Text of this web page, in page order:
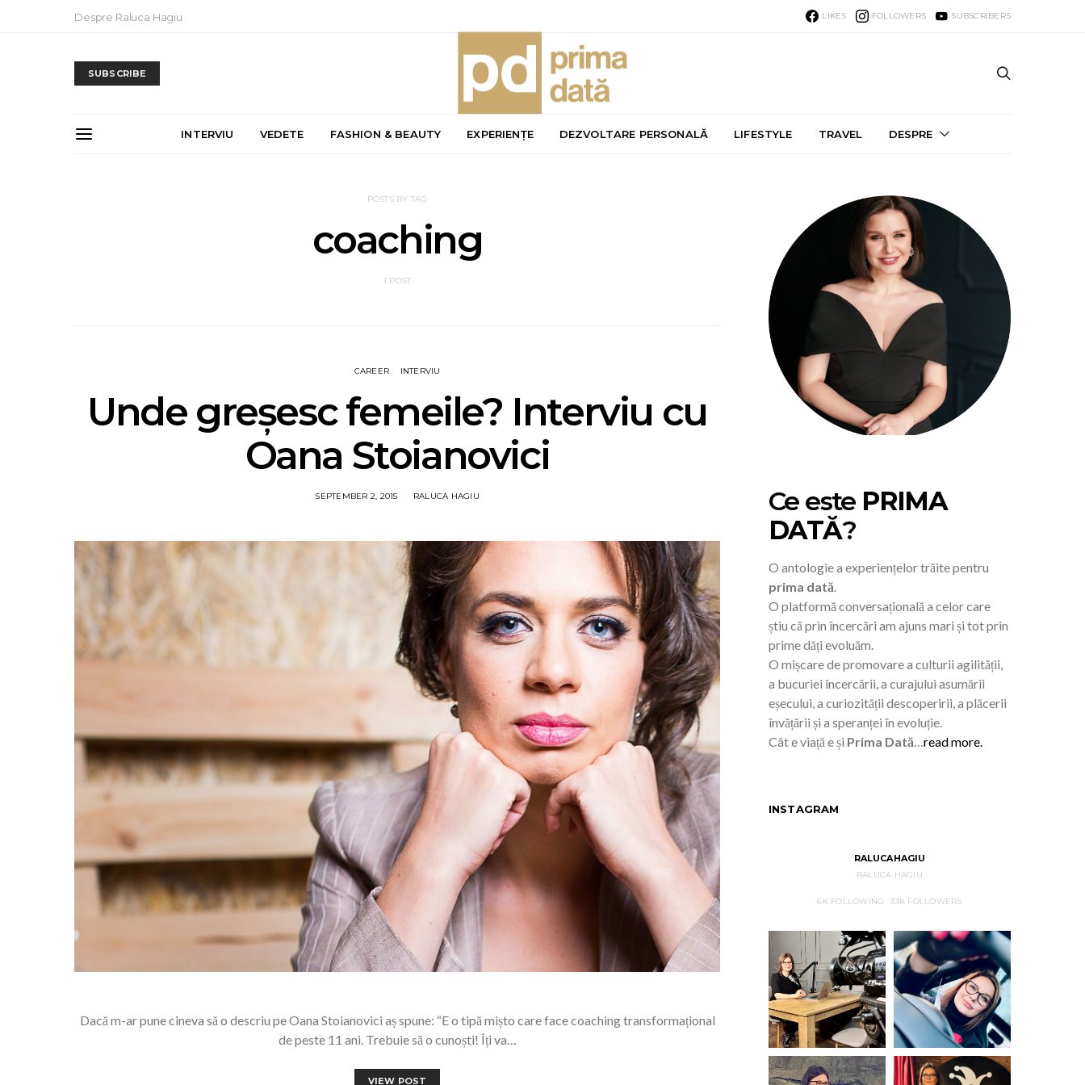
Despre Raluca Hagiu LIKES FOLLOWERS SUBSCRIBERS
SUBSCRIBE
INTERVIU VEDETE FASHION & BEAUTY EXPERIENȚE DEZVOLTARE PERSONALĂ LIFESTYLE TRAVEL DESPRE
POSTS BY TAG
coaching
1 POST
CAREER INTERVIU
Unde greșesc femeile? Interviu cu
Oana Stoianovici
SEPTEMBER 2, 2015 RALUCA HAGIU
Dacă m-ar pune cineva să o descriu pe Oana Stoianovici aș spune: “E o tipă mișto care face coaching transformațional
de peste 11 ani. Trebuie să o cunoști! Îți va…
VIEW POST
Ce este PRIMA
DATĂ?
O antologie a experiențelor trăite pentru
prima dată.
O platformă conversațională a celor care
știu că prin încercări am ajuns mari și tot prin
prime dăți evoluăm.
O mișcare de promovare a culturii agilității,
a bucuriei încercării, a curajului asumării
eșecului, a curiozității descoperirii, a plăcerii
învățării și a speranței în evoluție.
Cât e viață e și Prima Dată…read more.
INSTAGRAM
RALUCAHAGIU
RALUCA HAGIU
6KFOLLOWING 33K FOLLOWERS